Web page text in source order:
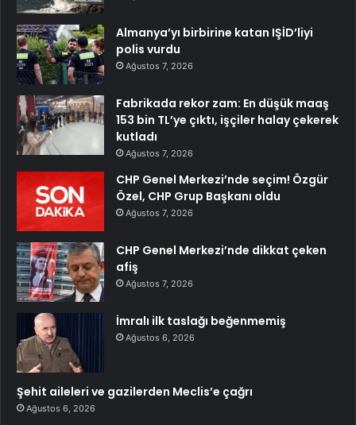
Almanya’yı birbirine katan IŞİD’liyi
polis vurdu
Ağustos 7, 2026
Fabrikada rekor zam: En düşük maaş
153 bin TL’ye çıktı, işçiler halay çekerek
kutladı
Ağustos 7, 2026
CHP Genel Merkezi’nde seçim! Özgür
Özel, CHP Grup Başkanı oldu
Ağustos 7, 2026
CHP Genel Merkezi’nde dikkat çeken
afiş
Ağustos 7, 2026
İmralı ilk taslağı beğenmemiş
Ağustos 6, 2026
Şehit aileleri ve gazilerden Meclis’e çağrı
Ağustos 6, 2026